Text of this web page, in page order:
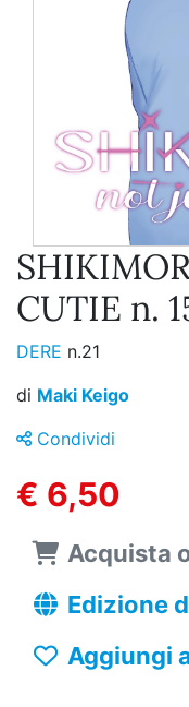
CUTIE n.
DERE n.21
di Maki Keigo
Condividi
€ 6,50
Acquista
Edizione
Aggiungi